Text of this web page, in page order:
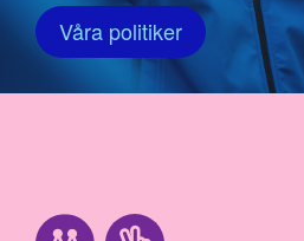
Våra politiker